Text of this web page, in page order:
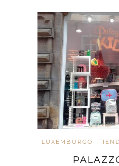
LUXEMBURGO